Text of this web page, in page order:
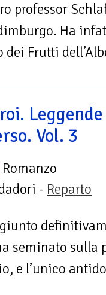
professor
Ha
Frutti
Vol. 3
| Romanzo
- Reparto
seminato sulla
e l’unico